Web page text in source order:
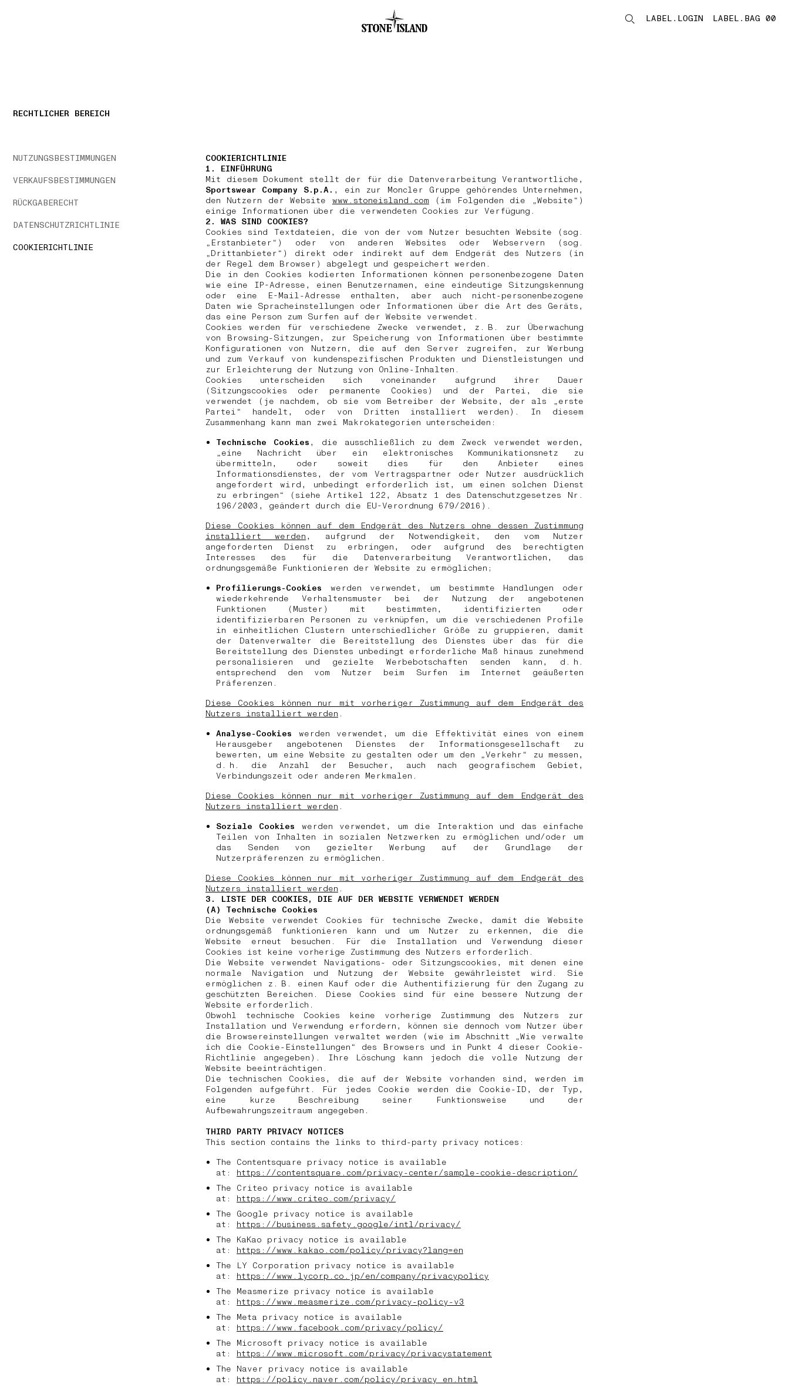
LABEL.LOGIN
LABEL.BAG 00
LABEL.ITEMS
RECHTLICHER BEREICH
NUTZUNGSBESTIMMUNGEN
VERKAUFSBESTIMMUNGEN
RÜCKGABERECHT
DATENSCHUTZRICHTLINIE
COOKIERICHTLINIE
COOKIERICHTLINIE
1. EINFÜHRUNG
Mit diesem Dokument stellt der für die Datenverarbeitung Verantwortliche,
Sportswear Company S.p.A. , ein zur Moncler Gruppe gehörendes Unternehmen,
den Nutzern der Website www.stoneisland.com (im Folgenden die „Website“)
einige Informationen über die verwendeten Cookies zur Verfügung.
2. WAS SIND COOKIES?
Cookies sind Textdateien, die von der vom Nutzer besuchten Website (sog.
„Erstanbieter“) oder von anderen Websites oder Webservern (sog.
„Drittanbieter“) direkt oder indirekt auf dem Endgerät des Nutzers (in
der Regel dem Browser) abgelegt und gespeichert werden.
Die in den Cookies kodierten Informationen können personenbezogene Daten
wie eine IP-Adresse, einen Benutzernamen, eine eindeutige Sitzungskennung
oder eine E-Mail-Adresse enthalten, aber auch nicht-personenbezogene
Daten wie Spracheinstellungen oder Informationen über die Art des Geräts,
das eine Person zum Surfen auf der Website verwendet.
Cookies werden für verschiedene Zwecke verwendet, z. B. zur Überwachung
von Browsing-Sitzungen, zur Speicherung von Informationen über bestimmte
Konfigurationen von Nutzern, die auf den Server zugreifen, zur Werbung
und zum Verkauf von kundenspezifischen Produkten und Dienstleistungen und
zur Erleichterung der Nutzung von Online-Inhalten.
Cookies unterscheiden sich voneinander aufgrund ihrer Dauer
(Sitzungscookies oder permanente Cookies) und der Partei, die sie
verwendet (je nachdem, ob sie vom Betreiber der Website, der als „erste
Partei“ handelt, oder von Dritten installiert werden). In diesem
Zusammenhang kann man zwei Makrokategorien unterscheiden:
Technische Cookies ,
die ausschließlich zu dem Zweck verwendet werden,
„eine Nachricht über ein elektronisches Kommunikationsnetz zu
übermitteln, oder soweit dies für den Anbieter eines
Informationsdienstes, der vom Vertragspartner oder Nutzer ausdrücklich
angefordert wird, unbedingt erforderlich ist, um einen solchen Dienst
zu erbringen“ (siehe Artikel 122, Absatz 1 des Datenschutzgesetzes Nr.
196/2003, geändert durch die EU-Verordnung 679/2016).
Diese Cookies können auf dem Endgerät des Nutzers ohne dessen Zustimmung
installiert werden , aufgrund der Notwendigkeit, den vom Nutzer
angeforderten Dienst zu erbringen, oder aufgrund des berechtigten
Interesses des für die Datenverarbeitung Verantwortlichen, das
ordnungsgemäße Funktionieren der Website zu ermöglichen;
Profilierungs-Cookies werden verwendet, um bestimmte Handlungen oder
wiederkehrende Verhaltensmuster bei der Nutzung der angebotenen
Funktionen (Muster) mit bestimmten, identifizierten oder
identifizierbaren Personen zu verknüpfen, um die verschiedenen Profile
in einheitlichen Clustern unterschiedlicher Größe zu gruppieren, damit
der Datenverwalter die Bereitstellung des Dienstes über das für die
Bereitstellung des Dienstes unbedingt erforderliche Maß hinaus zunehmend
personalisieren und gezielte Werbebotschaften senden kann, d. h.
entsprechend den vom Nutzer beim Surfen im Internet geäußerten
Präferenzen.
Diese Cookies können nur mit vorheriger Zustimmung auf dem Endgerät des
Nutzers installiert werden .
Analyse-Cookies werden verwendet, um die Effektivität eines von einem
Herausgeber angebotenen Dienstes der Informationsgesellschaft zu
bewerten, um eine Website zu gestalten oder um den „Verkehr“ zu messen,
d. h. die Anzahl der Besucher, auch nach geografischem Gebiet,
Verbindungszeit oder anderen Merkmalen.
Diese Cookies können nur mit vorheriger Zustimmung auf dem Endgerät des
Nutzers installiert werden .
Soziale Cookies werden verwendet, um die Interaktion und das einfache
Teilen von Inhalten in sozialen Netzwerken zu ermöglichen und/oder um
das Senden von gezielter Werbung auf der Grundlage der
Nutzerpräferenzen zu ermöglichen.
Diese Cookies können nur mit vorheriger Zustimmung auf dem Endgerät des
Nutzers installiert werden .
3. LISTE DER COOKIES, DIE AUF DER WEBSITE VERWENDET WERDEN
(A) Technische Cookies
Die Website verwendet Cookies für technische Zwecke, damit die Website
ordnungsgemäß funktionieren kann und um Nutzer zu erkennen, die die
Website erneut besuchen. Für die Installation und Verwendung dieser
Cookies ist keine vorherige Zustimmung des Nutzers erforderlich.
Die Website verwendet Navigations- oder Sitzungscookies, mit denen eine
normale Navigation und Nutzung der Website gewährleistet wird. Sie
ermöglichen z. B. einen Kauf oder die Authentifizierung für den Zugang zu
geschützten Bereichen. Diese Cookies sind für eine bessere Nutzung der
Website erforderlich.
Obwohl technische Cookies keine vorherige Zustimmung des Nutzers zur
Installation und Verwendung erfordern, können sie dennoch vom Nutzer über
die Browsereinstellungen verwaltet werden (wie im Abschnitt „Wie verwalte
ich die Cookie-Einstellungen“ des Browsers und in Punkt 4 dieser Cookie-
Richtlinie angegeben). Ihre Löschung kann jedoch die volle Nutzung der
Website beeinträchtigen.
Die technischen Cookies, die auf der Website vorhanden sind, werden im
Folgenden aufgeführt. Für jedes Cookie werden die Cookie-ID, der Typ,
eine kurze Beschreibung seiner Funktionsweise und der
Aufbewahrungszeitraum angegeben.
THIRD PARTY PRIVACY NOTICES
This section contains the links to third-party privacy notices:
The Contentsquare privacy notice is available
at: https://contentsquare.com/privacy-center/sample-cookie-description/
The Criteo privacy notice is available
at: https://www.criteo.com/privacy/
The Google privacy notice is available
at: https://business.safety.google/intl/privacy/
The KaKao privacy notice is available
at: https://www.kakao.com/policy/privacy?lang=en
The LY Corporation privacy notice is available
at: https://www.lycorp.co.jp/en/company/privacypolicy
The Measmerize privacy notice is available
at: https://www.measmerize.com/privacy-policy-v3
The Meta privacy notice is available
at: https://www.facebook.com/privacy/policy/
The Microsoft privacy notice is available
at: https://www.microsoft.com/privacy/privacystatement
The Naver privacy notice is available
at: https://policy.naver.com/policy/privacy_en.html